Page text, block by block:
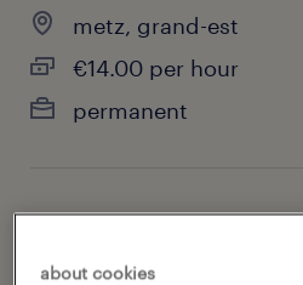
metz, grand-est
€14.00 per hour
permanent
job category
health & social care,
about cookies